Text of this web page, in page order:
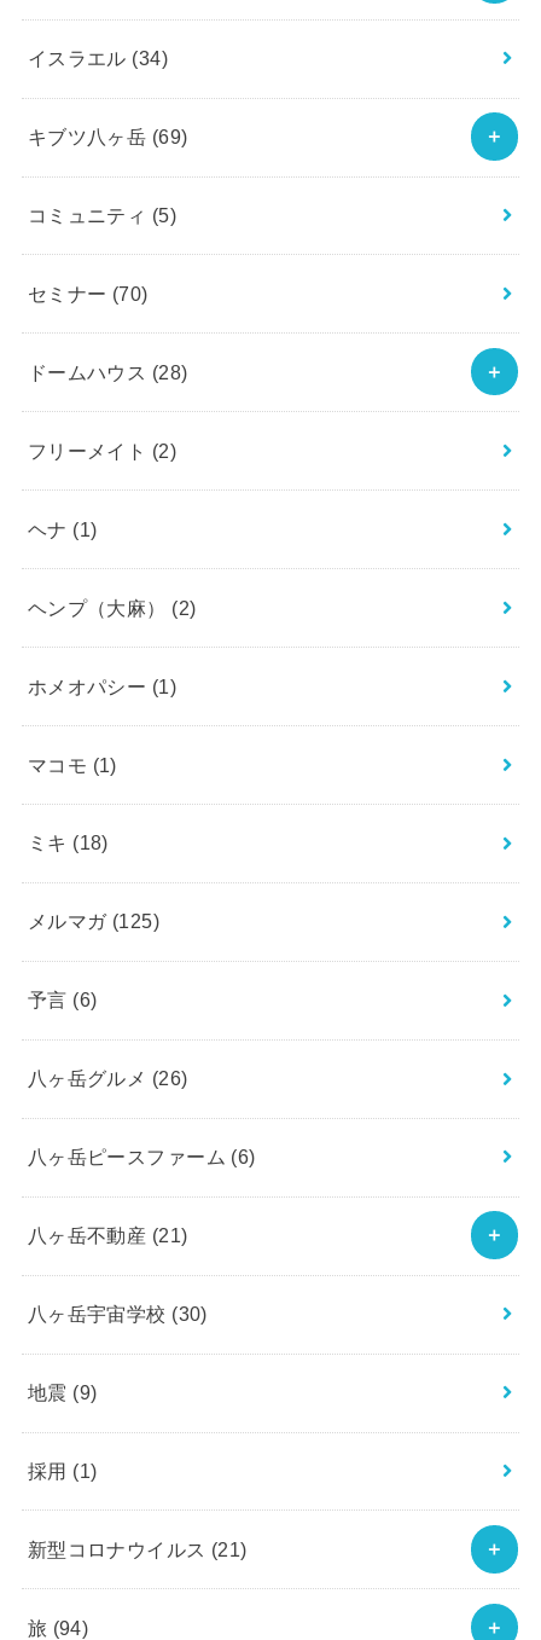
イスラエル (34)
キブツ八ヶ岳 (69)
コミュニティ (5)
セミナー (70)
ドームハウス (28)
フリーメイト (2)
ヘナ (1)
ヘンプ（大麻） (2)
ホメオパシー (1)
マコモ (1)
ミキ (18)
メルマガ (125)
予言 (6)
八ヶ岳グルメ (26)
八ヶ岳ピースファーム (6)
八ヶ岳不動産 (21)
八ヶ岳宇宙学校 (30)
地震 (9)
採用 (1)
新型コロナウイルス (21)
旅 (94)